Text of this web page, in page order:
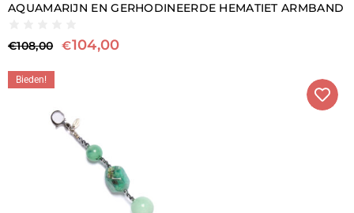
AQUAMARIJN EN GERHODINEERDE HEMATIET ARMBAND
€108,00 €104,00
Bieden!